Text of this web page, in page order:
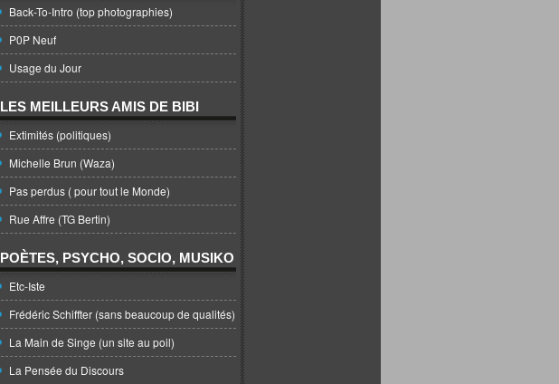
Back-To-Intro (top photographies)
P0P Neuf
Usage du Jour
LES MEILLEURS AMIS DE BIBI
Extimités (politiques)
Michelle Brun (Waza)
Pas perdus ( pour tout le Monde)
Rue Affre (TG Bertin)
POÈTES, PSYCHO, SOCIO, MUSIKO
Etc-Iste
Frédéric Schiffter (sans beaucoup de qualités)
La Main de Singe (un site au poil)
La Pensée du Discours